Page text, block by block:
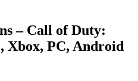
– Call of Duty:
Xbox, PC, Android